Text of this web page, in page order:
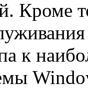
Кроме
к